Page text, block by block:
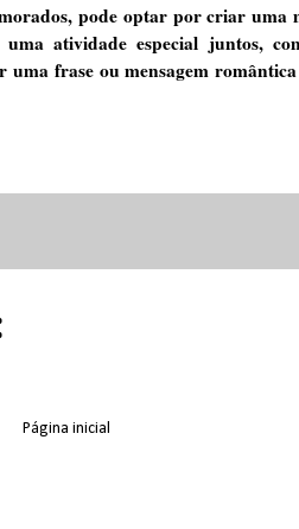
pode optar por criar uma
atividade especial juntos,
frase ou mensagem
Página inicial